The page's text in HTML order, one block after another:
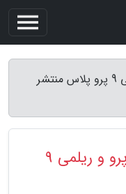
مشخصات رسمی ریلمی 9 پرو و ریلمی 9 پرو پلاس منتشر
مشخصات رسمی ریلمی 9 پرو و ریلمی 9